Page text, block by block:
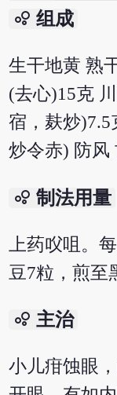
bubble_chart 组成
生干地黄 熟
(去心)15克
宿，麸炒
炒令赤) 防风
bubble_chart 制法用量
上药㕮咀。
豆7粒，煎至
bubble_chart 主治
小儿疳蚀眼